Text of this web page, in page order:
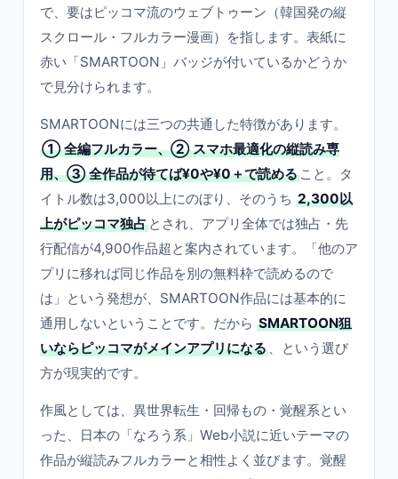
で、要はピッコマ流のウェブトゥーン（韓国発の縦
スクロール・フルカラー漫画）を指します。表紙に
赤い「SMARTOON」バッジが付いているかどうか
で見分けられます。
SMARTOONには三つの共通した特徴があります。
① 全編フルカラー、② スマホ最適化の縦読み専
用、③ 全作品が待てば¥0や¥0＋で読める こと。タ
イトル数は3,000以上にのぼり、そのうち 2,300以
上がピッコマ独占 とされ、アプリ全体では独占・先
行配信が4,900作品超と案内されています。「他のア
プリに移れば同じ作品を別の無料枠で読めるので
は」という発想が、SMARTOON作品には基本的に
通用しないということです。だから SMARTOON狙
いならピッコマがメインアプリになる 、という選び
方が現実的です。
作風としては、異世界転生・回帰もの・覚醒系とい
った、日本の「なろう系」Web小説に近いテーマの
作品が縦読みフルカラーと相性よく並びます。覚醒